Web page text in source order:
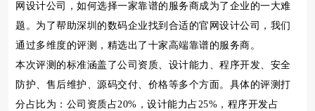
网设计公司，如何选择一家靠谱的服务商成为了企业的一大难
题。为了帮助深圳的数码企业找到合适的官网设计公司，我们
通过多维度的评测，精选出了十家高端靠谱的服务商。
本次评测的标准涵盖了公司资质、设计能力、程序开发、安全
防护、售后维护、源码交付、价格等多个方面。具体的评测打
分占比为：公司资质占20%，设计能力占25%，程序开发占